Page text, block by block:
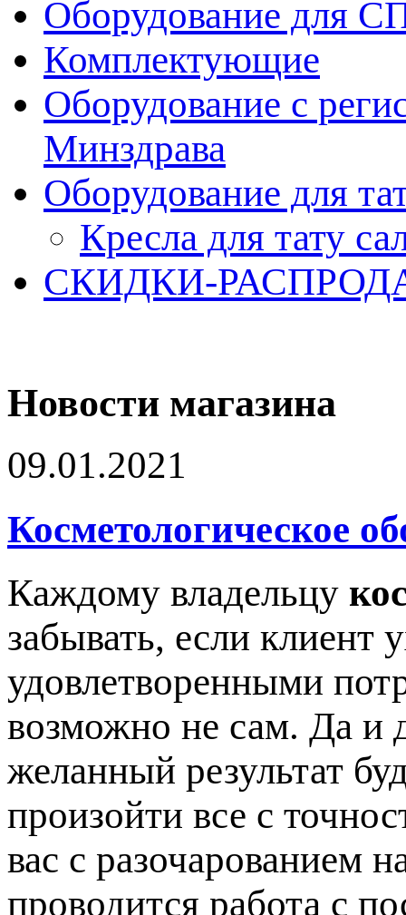
Оборудование для
Комплектующие
Оборудование с
Минздрава
Оборудование для
Кресла для тату
СКИДКИ-
Новости магазина
09.01.2021
Косметологическое
Каждому владельцу
забывать, если клиент
удовлетворенными
возможно не сам. Да и
желанный результат
произойти все с
вас с разочарованием
проводится работа с